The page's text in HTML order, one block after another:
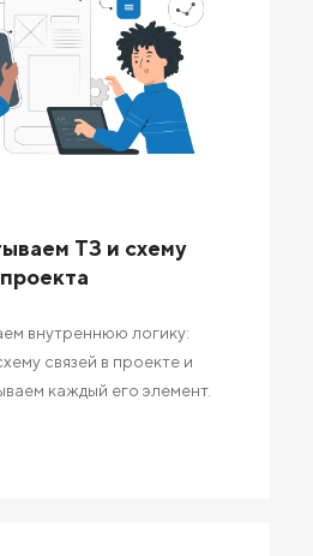
ТЗ и схему
проекта
внутреннюю логику:
связей в проекте и
каждый его элемент.